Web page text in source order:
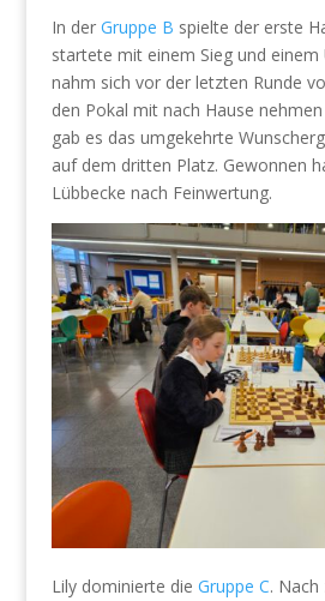
In der Gruppe B spielte der erste
startete mit einem Sieg und einem
nahm sich vor der letzten Runde
den Pokal mit nach Hause
gab es das umgekehrte
auf dem dritten Platz. Gewonnen
Lübbecke nach Feinwertung.
Lily dominierte die Gruppe C. Nach